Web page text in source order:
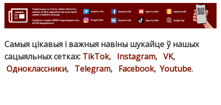
Самыя цікавыя і важныя навіны шукайце ў нашых
сацыяльных сетках: TikTok, Instagram, VK,
Одноклассники, Telegram, Facebook, Youtube.